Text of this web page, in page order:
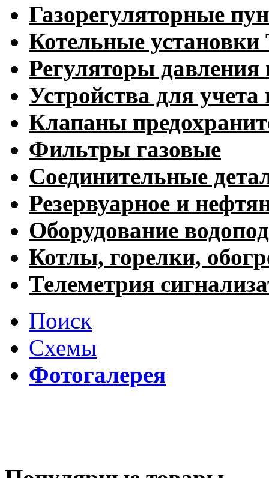
Газорегуляторные
Котельные
Регуляторы давления
Устройства для учета
Клапаны
Фильтры газовые
Соединительные
Резервуарное и
Оборудование
Котлы, горелки,
Телеметрия
Поиск
Схемы
Фотогалерея